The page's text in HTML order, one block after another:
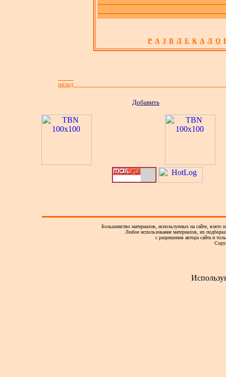
Р А З В Л Е К А Л О
назад
Добавить
Большинство материалов, используемых на сайте, взято
Любое использование материалов, их
с разрешения автора сайта и